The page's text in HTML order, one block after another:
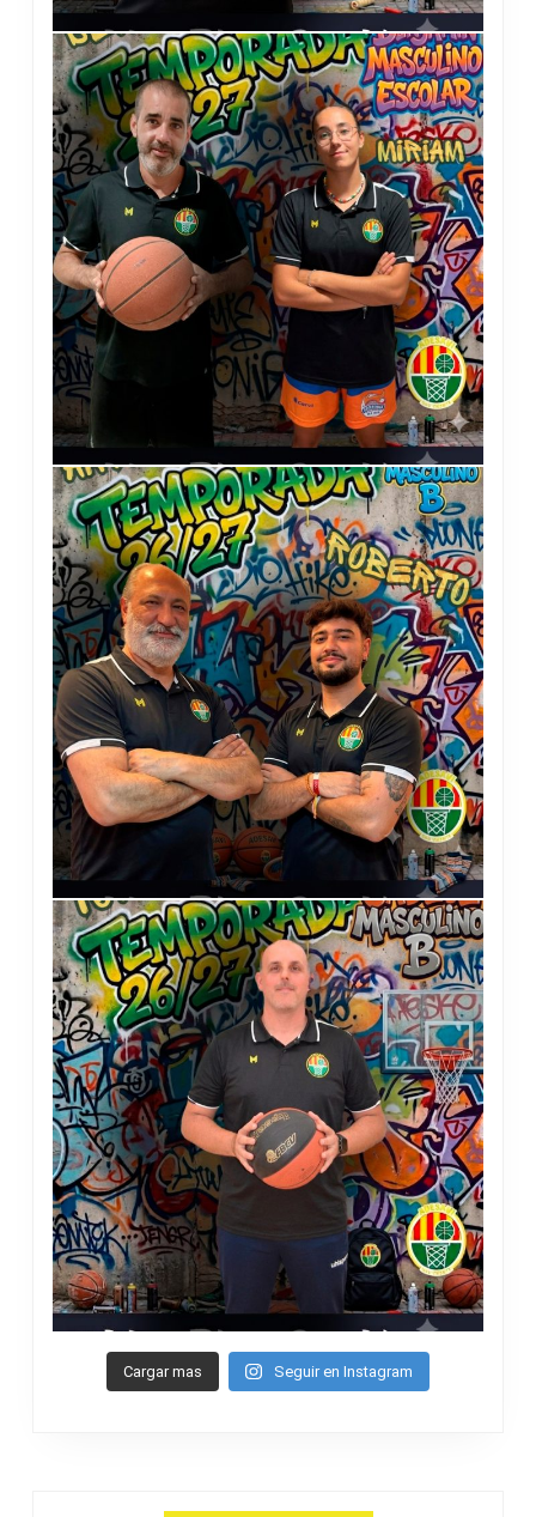
Cargar mas Seguir en Instagram